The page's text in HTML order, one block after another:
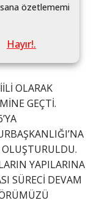
sana özetlememi
Hayır!.
programlar
Bakanlığı
OLARAK
GEÇTİ.
YAPILARINA
SÜRECİ DEVAM